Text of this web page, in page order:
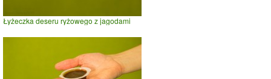
Łyżeczka deseru ryżowego z jagodami